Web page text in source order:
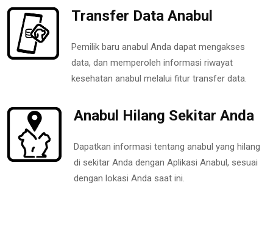
Transfer Data Anabul
Pemilik baru anabul Anda dapat mengakses
data, dan memperoleh informasi riwayat
kesehatan anabul melalui fitur transfer data.
Anabul Hilang Sekitar Anda
Dapatkan informasi tentang anabul yang hilang
di sekitar Anda dengan Aplikasi Anabul, sesuai
dengan lokasi Anda saat ini.